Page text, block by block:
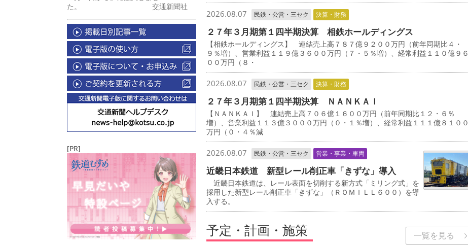
た。 交通新聞社
[PR]
2026.08.07 民鉄・公営・三セク 決算・財務
２７年３月期第１四半期決算 相鉄ホールディングス
【相鉄ホールディングス】 連結売上高７８７億９２００万円（前年同期比４・
９％増）、営業利益１１９億３６００万円（７・５％増）、経常利益１１０億９６
００万円（８・
2026.08.07 民鉄・公営・三セク 決算・財務
２７年３月期第１四半期決算 ＮＡＮＫＡＩ
【ＮＡＮＫＡＩ】 連結売上高７０６億１６００万円（前年同期比１２・６％
増）、営業利益１１３億３０００万円（０・１％増）、経常利益１１１億８１００
万円（０・４％減
2026.08.07 民鉄・公営・三セク 営業・事業・車両
近畿日本鉄道 新型レール削正車「きずな」導入
近畿日本鉄道は、レール表面を切削する新方式「ミリング式」を
採用した新型レール削正車「きずな」（ＲＯＭＩＬＬ６００）を導
入する。
予定・計画・施策 一覧を見る